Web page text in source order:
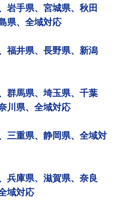
岩手県、宮城県、秋田
県、全域対応
福井県、長野県、新潟
群馬県、埼玉県、千葉
川県、全域対応
三重県、静岡県、全域対
兵庫県、滋賀県、奈良
域対応